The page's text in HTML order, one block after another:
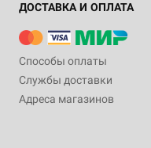
ДОСТАВКА И ОПЛАТА
Способы оплаты
Службы доставки
Адреса магазинов